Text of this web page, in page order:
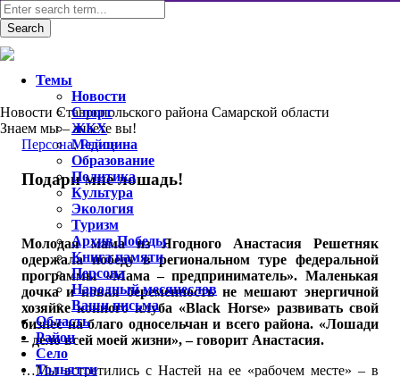
Новости Ставропольского района Самарской области
Знаем мы – знаете вы!
Персона,Район
Подари мне лошадь!
Молодая мама из Ягодного Анастасия Решетняк
одержала победу в региональном туре федеральной
программы «Мама – предприниматель». Маленькая
дочка и новая беременность не мешают энергичной
хозяйке конного клуба «Black Horse» развивать свой
бизнес на благо односельчан и всего района. «Лошади
– дело всей моей жизни», – говорит Анастасия.
…Мы встретились с Настей на ее «рабочем месте» – в
Темы
Новости
Спорт
ЖКХ
Медицина
Образование
Политика
Культура
Экология
Туризм
Архив Победы
Книга памяти
Персона
Народный месяцеслов
Ваши письма
Область
Район
Село
Тольятти